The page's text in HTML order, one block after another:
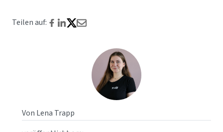
Teilen auf:
Von Lena Trapp